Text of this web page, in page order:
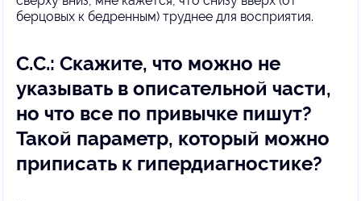
берцовых к бедренным) труднее для восприятия.
С.С.: Скажите, что можно не
указывать в описательной части,
но что все по привычке пишут?
Такой параметр, который можно
приписать к гипердиагностике?